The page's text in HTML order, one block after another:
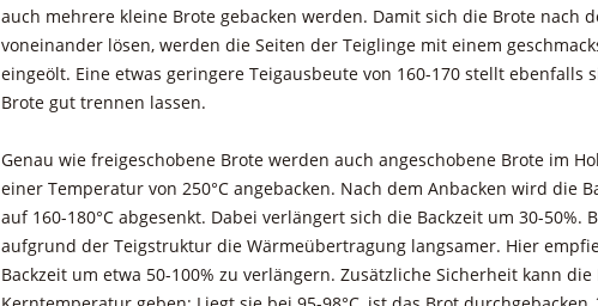
auch mehrere kleine Brote gebacken werden. Damit sich die Brote nach
voneinander lösen, werden die Seiten der Teiglinge mit einem
eingeölt. Eine etwas geringere Teigausbeute von 160-170 stellt ebenfalls
Brote gut trennen lassen.
Genau wie freigeschobene Brote werden auch angeschobene Brote im
einer Temperatur von 250°C angebacken. Nach dem Anbacken wird die
auf 160-180°C abgesenkt. Dabei verlängert sich die Backzeit um 30-50%.
aufgrund der Teigstruktur die Wärmeübertragung langsamer. Hier
Backzeit um etwa 50-100% zu verlängern. Zusätzliche Sicherheit kann